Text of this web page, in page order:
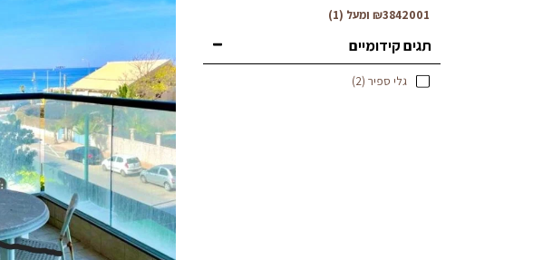
₪3842001 ומעל (1)
תגים קידומיים
גלי ספיר(2)